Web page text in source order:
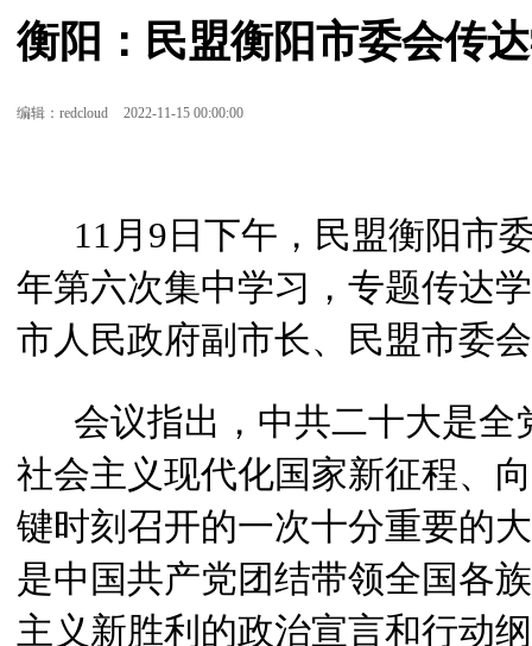
人简介 历届
省委委员 历
届人大代表
事 特邀人员
省文史研究
馆馆员
要闻
传统教育基
地 统战理论
衡阳：民盟衡阳市委会传
编辑：redcloud 2022-11-15 00:00:00
11月9日下午，民盟衡阳市
年第六次集中学习，专题传达
市人民政府副市长、民盟市委
会议指出，中共二十大是全
社会主义现代化国家新征程、
键时刻召开的一次十分重要的
是中国共产党团结带领全国各
主义新胜利的政治宣言和行动